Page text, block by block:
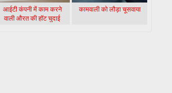
आईटी कंपनी में काम करने
वाली औरत की हॉट चुदाई
कामवाली को लौड़ा चूसवाया